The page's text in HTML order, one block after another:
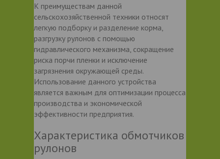
К преимуществам данной
сельскохозяйственной техники относят
легкую подборку и разделение корма,
разгрузку рулонов с помощью
гидравлического механизма, сокращение
риска порчи пленки и исключение
загрязнения окружающей среды.
Использование данного устройства
является важным для оптимизации процесса
производства и экономической
эффективности предприятия.
Характеристика обмотчиков
рулонов